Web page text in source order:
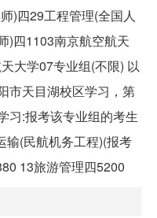
)四29工程管理(全国人
)四1103南京航空航天
大学07专业组(不限) 以
市天目湖校区学习，第
习:报考该专业组的考生
输(民航机务工程)(报考
13旅游管理四5200